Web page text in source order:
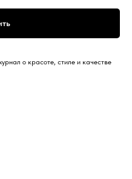
о красоте, стиле и качестве